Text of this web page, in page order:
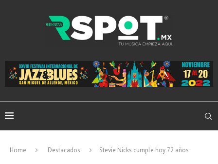
Home Destacados Stevie Nicks cumple hoy 72 años